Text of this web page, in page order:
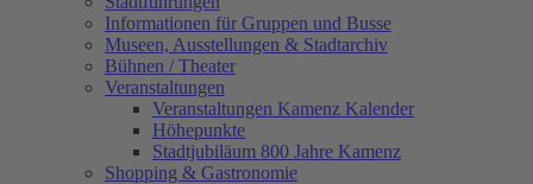
Informationen für Gruppen und Busse
Museen, Ausstellungen & Stadtarchiv
Bühnen / Theater
Veranstaltungen
Veranstaltungen Kamenz Kalender
Höhepunkte
Stadtjubiläum 800 Jahre Kamenz
Shopping & Gastronomie